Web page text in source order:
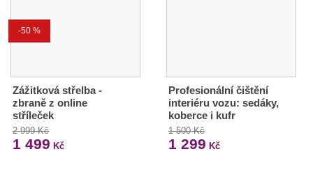
-50 %
Zážitková střelba -
zbraně z online
stříleček
2 999 Kč
1 499 Kč
Profesionální čištění
interiéru vozu: sedáky,
koberce i kufr
1 500 Kč
1 299 Kč